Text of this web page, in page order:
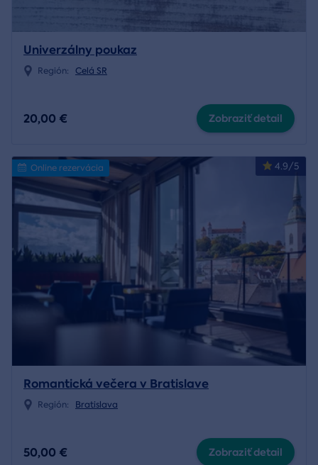
Univerzálny poukaz
Región: Celá SR
20,00 € Zobraziť detail
4.9/5
Online rezervácia
Romantická večera v Bratislave
Región: Bratislava
50,00 € Zobraziť detail